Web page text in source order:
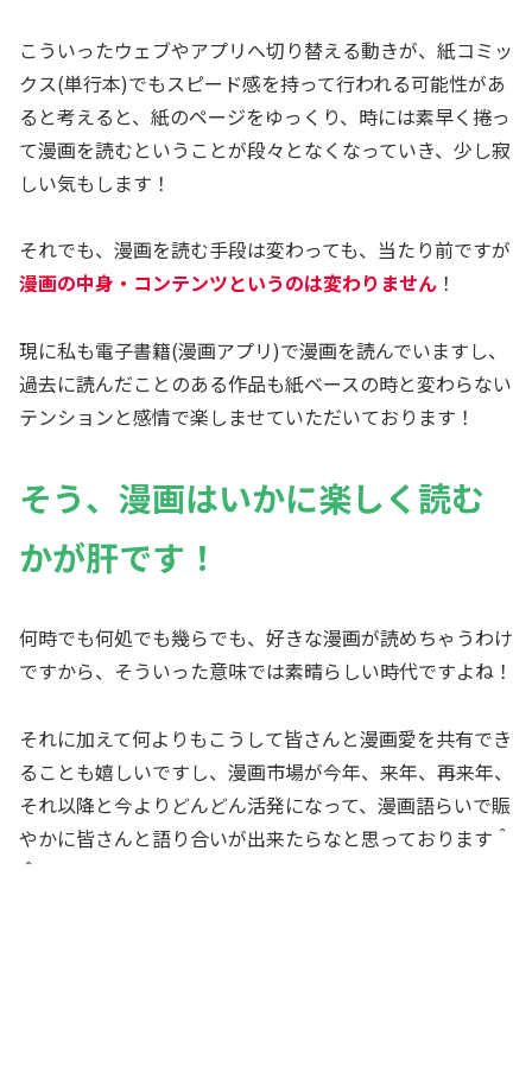
こういったウェブやアプリへ切り替える動きが、紙コミッ
クス(単行本)でもスピード感を持って行われる可能性があ
ると考えると、紙のページをゆっくり、時には素早く捲っ
て漫画を読むということが段々となくなっていき、少し寂
しい気もします！
それでも、漫画を読む手段は変わっても、当たり前ですが
漫画の中身・コンテンツというのは変わりません ！
現に私も電子書籍(漫画アプリ)で漫画を読んでいますし、
過去に読んだことのある作品も紙ベースの時と変わらない
テンションと感情で楽しませていただいております！
そう、漫画はいかに楽しく読む
かが肝です！
何時でも何処でも幾らでも、好きな漫画が読めちゃうわけ
ですから、そういった意味では素晴らしい時代ですよね！
それに加えて何よりもこうして皆さんと漫画愛を共有でき
ることも嬉しいですし、漫画市場が今年、来年、再来年、
それ以降と今よりどんどん活発になって、漫画語らいで賑
やかに皆さんと語り合いが出来たらなと思っております＾
＾